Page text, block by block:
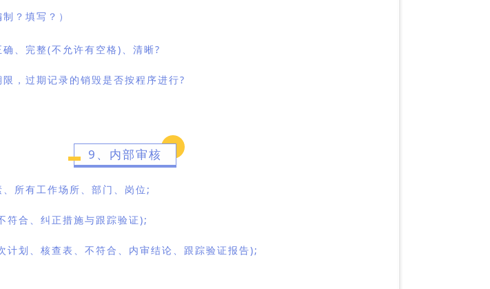
？填写？）
、完整(不允许有空格)、清晰?
，过期记录的销毁是否按程序进行?
9、内部审核
所有工作场所、部门、岗位;
符合、纠正措施与跟踪验证);
计划、核查表、不符合、内审结论、跟踪验证报告);